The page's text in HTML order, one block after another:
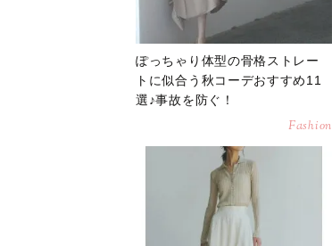
ぽっちゃり体型の骨格ストレー
トに似合う秋コーデおすすめ11
選♪事故を防ぐ！
Fashion